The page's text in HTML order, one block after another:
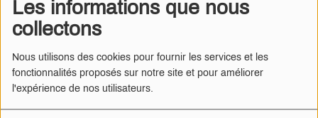
Les informations que nous
collectons
Nous utilisons des cookies pour fournir les services et les
fonctionnalités proposés sur notre site et pour améliorer
l'expérience de nos utilisateurs.
L'ŒIL DE CÉDRIC 14/03/2025